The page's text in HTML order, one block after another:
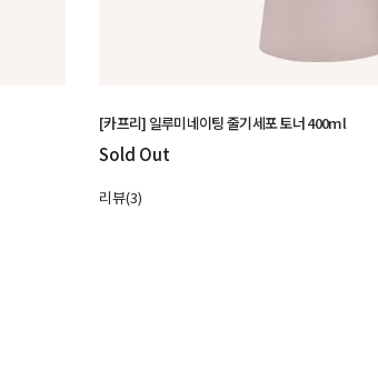
[카프리] 일루미네이팅 줄기세포 토너 400ml
Sold Out
리뷰(3)